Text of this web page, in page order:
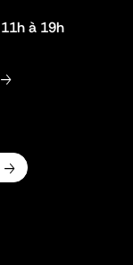
à 19h